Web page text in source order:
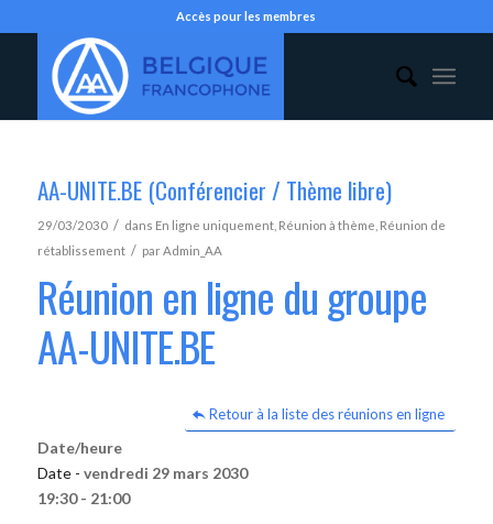
Accès pour les membres
AA-UNITE.BE (Conférencier / Thème libre)
29/03/2030 / dans En ligne uniquement, Réunion à thème Réunion de
rétablissement / parAdmin_AA
Réunion en ligne du groupe
AA-UNITE.BE
Retour à la liste des réunions en ligne
Date/heure
Date - vendredi 29 mars 2030
19:30 - 21:00